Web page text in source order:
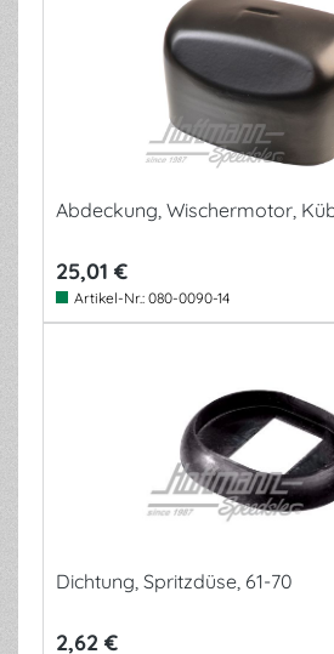
Abdeckung, Wischermotor,
25,01 €
Artikel-Nr.: 080-0090-14
Dichtung, Spritzdüse, 61-70
2,62 €